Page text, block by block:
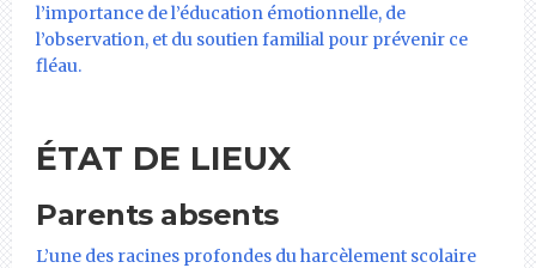
l’importance de l’éducation émotionnelle, de
l’observation, et du soutien familial pour prévenir ce
fléau.
ÉTAT DE LIEUX
Parents absents
L’une des racines profondes du harcèlement scolaire